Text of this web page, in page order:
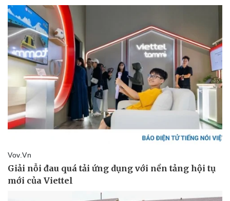
Tin nóng
Tư vấn luật
Quân sự - Quốc phòng
Phân tích